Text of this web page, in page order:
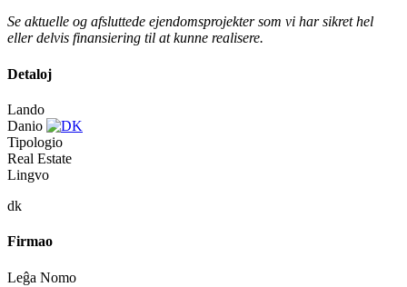
Se aktuelle og afsluttede ejendomsprojekter som vi har sikret hel
eller delvis finansiering til at kunne realisere.
Detaloj
Lando
Danio
Tipologio
Real Estate
Lingvo
dk
Firmao
Leĝa Nomo